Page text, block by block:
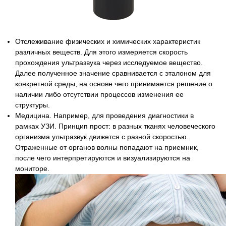
Отслеживание физических и химических характеристик
различных веществ. Для этого измеряется скорость
прохождения ультразвука через исследуемое вещество.
Далее полученное значение сравнивается с эталоном для
конкретной среды, на основе чего принимается решение о
наличии либо отсутствии процессов изменения ее
структуры.
Медицина. Например, для проведения диагностики в
рамках УЗИ. Принцип прост: в разных тканях человеческого
организма ультразвук движется с разной скоростью.
Отраженные от органов волны попадают на приемник,
после чего интерпретируются и визуализируются на
мониторе.